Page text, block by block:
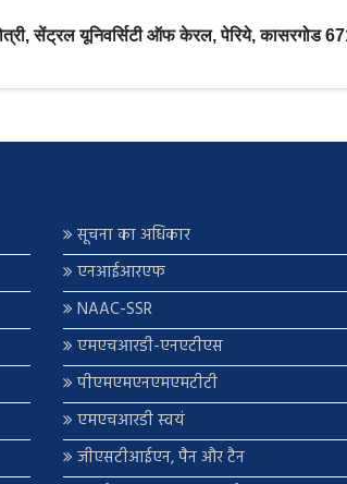
सेंट्रल यूनिवर्सिटी ऑफ केरल, पेरिये, कासरगोड
सूचना का अधिकार
एनआईआरएफ
NAAC-SSR
एमएचआरडी-एनएटीएस
पीएमएमएनएमएमटीटी
एमएचआरडी स्वयं
जीएसटीआईएन, पैन और टैन